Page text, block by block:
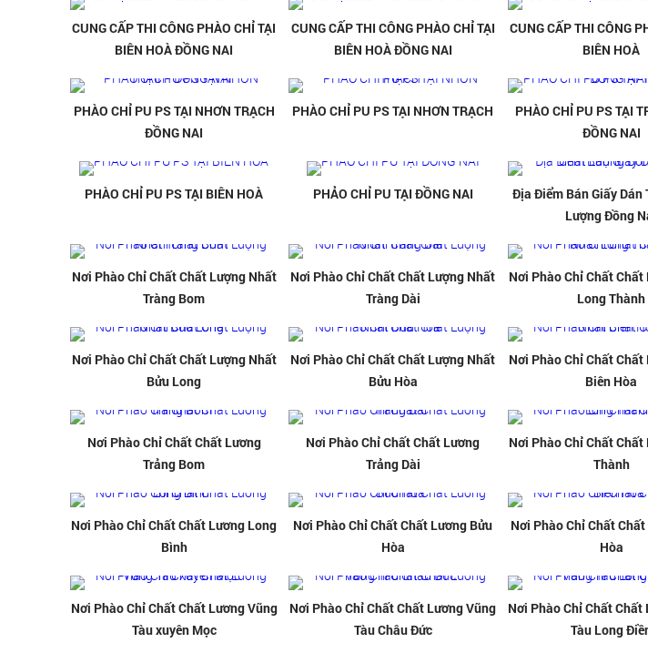
CUNG CẤP THI CÔNG PHÀO CHỈ TẠI
BIÊN HOÀ ĐỒNG NAI
CUNG CẤP THI CÔNG PHÀO CHỈ TẠI
BIÊN HOÀ ĐỒNG NAI
CUNG CẤP THI CÔNG
BIÊN HOÀ
PHÀO CHỈ PU PS TẠI NHƠN TRẠCH
ĐỒNG NAI
PHÀO CHỈ PU PS TẠI NHƠN TRẠCH
PHÀO CHỈ PU PS TẠI
ĐỒNG NAI
PHÀO CHỈ PU PS TẠI BIÊN HOÀ PHẢO CHỈ PU TẠI ĐỒNG NAI
Địa Điểm Bán Giấy Dán
Lượng Đồng
Nơi Phào Chỉ Chất Chất Lượng Nhất
Tràng Bom
Nơi Phào Chỉ Chất Chất Lượng Nhất
Tràng Dài
Nơi Phào Chỉ Chất
Long Thành
Nơi Phào Chỉ Chất Chất Lượng Nhất
Bửu Long
Nơi Phào Chỉ Chất Chất Lượng Nhất
Bửu Hòa
Nơi Phào Chỉ Chất
Biên Hòa
Nơi Phào Chỉ Chất Chất Lương
Trảng Bom
Nơi Phào Chỉ Chất Chất Lương
Trảng Dài
Nơi Phào Chỉ Chất
Thành
Nơi Phào Chỉ Chất Chất Lương Long
Bình
Nơi Phào Chỉ Chất Chất Lương Bửu
Hòa
Nơi Phào Chỉ Chất
Hòa
Nơi Phào Chỉ Chất Chất Lương Vũng
Tàu xuyên Mọc
Nơi Phào Chỉ Chất Chất Lương Vũng
Tàu Châu Đức
Nơi Phào Chỉ Chất Chất
Tàu Long